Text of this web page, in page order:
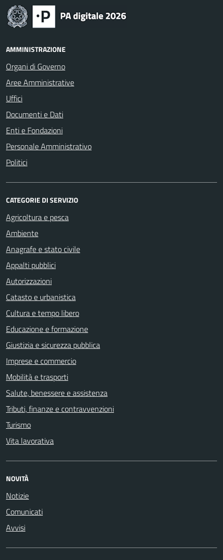
AMMINISTRAZIONE
Organi di Governo
Aree Amministrative
Uffici
Documenti e Dati
Enti e Fondazioni
Personale Amministrativo
Politici
CATEGORIE DI SERVIZIO
Agricoltura e pesca
Ambiente
Anagrafe e stato civile
Appalti pubblici
Autorizzazioni
Catasto e urbanistica
Cultura e tempo libero
Educazione e formazione
Giustizia e sicurezza pubblica
Imprese e commercio
Mobilità e trasporti
Salute, benessere e assistenza
Tributi, finanze e contravvenzioni
Turismo
Vita lavorativa
NOVITÀ
Notizie
Comunicati
Avvisi